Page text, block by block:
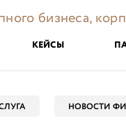
бизнеса,
КЕЙСЫ
НОВОСТИ